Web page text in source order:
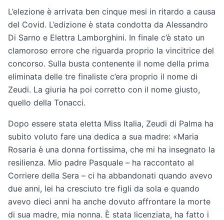
L’elezione è arrivata ben cinque mesi in ritardo a causa
del Covid. L’edizione è stata condotta da Alessandro
Di Sarno e Elettra Lamborghini. In finale c’è stato un
clamoroso errore che riguarda proprio la vincitrice del
concorso. Sulla busta contenente il nome della prima
eliminata delle tre finaliste c’era proprio il nome di
Zeudi. La giuria ha poi corretto con il nome giusto,
quello della Tonacci.
Dopo essere stata eletta Miss Italia, Zeudi di Palma ha
subito voluto fare una dedica a sua madre: «Maria
Rosaria è una donna fortissima, che mi ha insegnato la
resilienza. Mio padre Pasquale – ha raccontato al
Corriere della Sera – ci ha abbandonati quando avevo
due anni, lei ha cresciuto tre figli da sola e quando
avevo dieci anni ha anche dovuto affrontare la morte
di sua madre, mia nonna. È stata licenziata, ha fatto i